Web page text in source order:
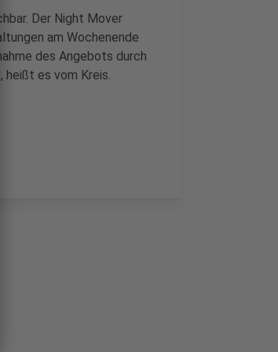
Der Night Mover
am Wochenende
des Angebots durch
heißt es vom Kreis.